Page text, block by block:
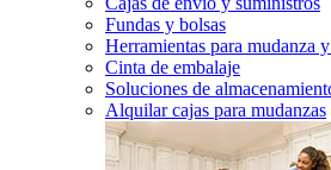
Fundas y bolsas
Herramientas para mudanza
Cinta de embalaje
Soluciones de
Alquilar cajas para mudanzas